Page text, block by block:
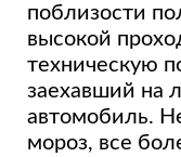
поблизости
высокой
техническую
заехавший на
автомобиль.
мороз, все